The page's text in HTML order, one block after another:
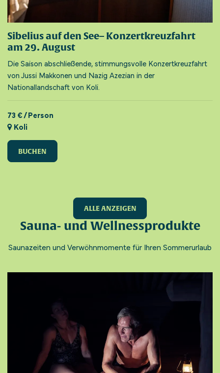
Sibelius auf den See– Konzertkreuzfahrt
am 29. August
Die Saison abschließende, stimmungsvolle Konzertkreuzfahrt
von Jussi Makkonen und Nazig Azezian in der
Nationallandschaft von Koli.
73 € / Person
Koli
BUCHEN
ALLE ANZEIGEN
Sauna- und Wellnessprodukte
Saunazeiten und Verwöhnmomente für Ihren Sommerurlaub